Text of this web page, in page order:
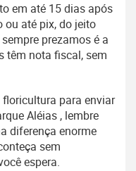
em até 15 dias após
ou até pix, do jeito
prezamos é a
têm nota fiscal, sem
para enviar
Aléias , lembre
diferença enorme
sem
espera.